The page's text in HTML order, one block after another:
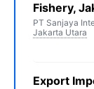
Fishery,
PT Sanjaya
Jakarta Utara
Export